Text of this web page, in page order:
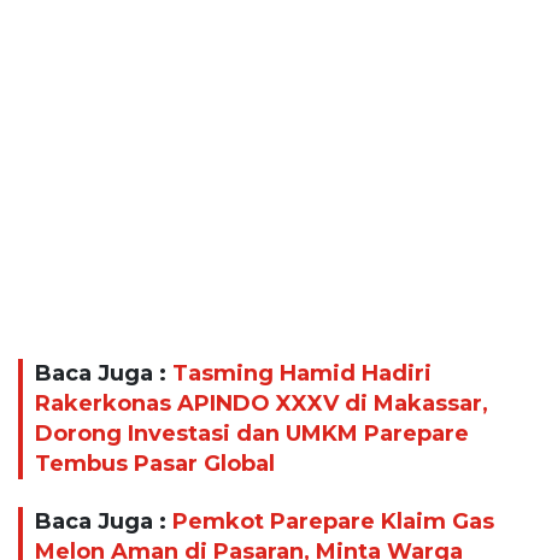
Baca Juga : Tasming Hamid Hadiri
Rakerkonas APINDO XXXV di Makassar,
Dorong Investasi dan UMKM Parepare
Tembus Pasar Global
Baca Juga : Pemkot Parepare Klaim Gas
Melon Aman di Pasaran, Minta Warga